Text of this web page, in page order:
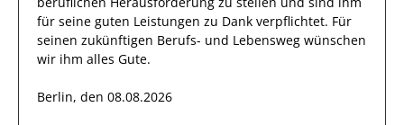
für seine guten Leistungen zu Dank verpflichtet. Für
seinen zukünftigen Berufs- und Lebensweg wünschen
wir ihm alles Gute.
Berlin, den 08.08.2026